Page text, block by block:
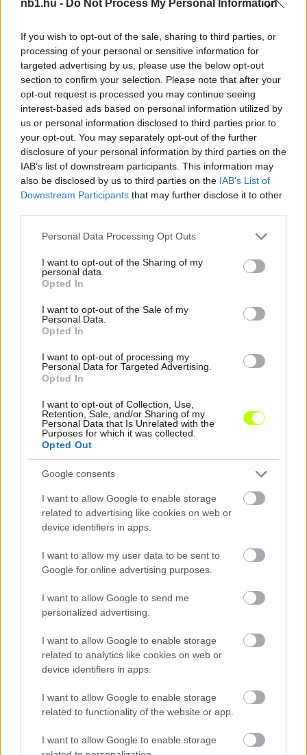
nb1.hu - Do Not Process My Personal Information
If you wish to opt-out of the sale, sharing to third parties, or
processing of your personal or sensitive information for
targeted advertising by us, please use the below opt-out
section to confirm your selection. Please note that after your
opt-out request is processed you may continue seeing
interest-based ads based on personal information utilized by
us or personal information disclosed to third parties prior to
your opt-out. You may separately opt-out of the further
disclosure of your personal information by third parties on the
IAB’s list of downstream participants. This information may
also be disclosed by us to third parties on the IAB’s List of
Downstream Participants that may further disclose it to other
Please note that this website/app uses one or more Google
not limited to your visit or usage behaviour. You may click to
grant or deny consent to Google and its third-party tags to
use your data for below specified purposes in below Google
consent section.
Personal Data Processing Opt Outs
I want to opt-out of the Sharing of my
personal data.
Opted In
I want to opt-out of the Sale of my
Personal Data.
Opted In
I want to opt-out of processing my
Personal Data for Targeted Advertising.
Opted In
I want to opt-out of Collection, Use,
Retention, Sale, and/or Sharing of my
Personal Data that Is Unrelated with the
Purposes for which it was collected.
Opted Out
Google consents
I want to allow Google to enable storage
related to advertising like cookies on web or
device identifiers in apps.
I want to allow my user data to be sent to
Google for online advertising purposes.
I want to allow Google to send me
personalized advertising.
I want to allow Google to enable storage
related to analytics like cookies on web or
device identifiers in apps.
I want to allow Google to enable storage
related to functionality of the website or app.
I want to allow Google to enable storage
A magyar válogatott vasárnap 15 órakor
Montenegró ellen zárja a sorozatot a Puskás
Arénában, és már egy döntetlennel bebiztosítja a
csoportelsőséget.
UnmuteLoaded:
0%
Hírek